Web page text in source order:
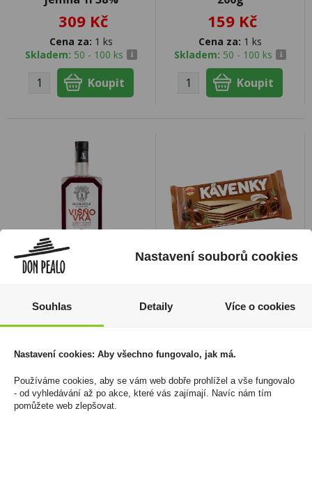
309 Kč
Cena za: 1 ks
Skladem: 50 - 100 ks
159 Kč
Cena za: 1 ks
Skladem: 50 - 100 ks
499 Kč
Skladem:5 - 50 ks
14 Kč
Nastavení souborů cookies
Souhlas Detaily Více o cookies
Nastavení cookies: Aby všechno fungovalo, jak má.
Používáme cookies, aby se vám web dobře prohlížel a vše fungovalo
- od vyhledávání až po akce, které vás zajímají. Navíc nám tím
pomůžete web zlepšovat.